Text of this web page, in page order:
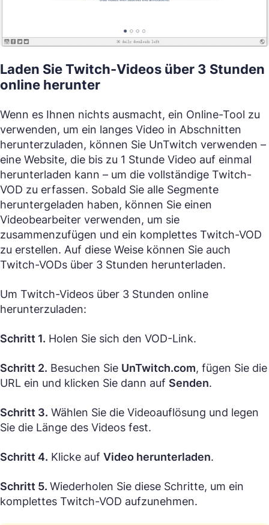
Laden Sie Twitch-Videos über 3 Stunden
online herunter
Wenn es Ihnen nichts ausmacht, ein Online-Tool zu
verwenden, um ein langes Video in Abschnitten
herunterzuladen, können Sie UnTwitch verwenden –
eine Website, die bis zu 1 Stunde Video auf einmal
herunterladen kann – um die vollständige Twitch-
VOD zu erfassen. Sobald Sie alle Segmente
heruntergeladen haben, können Sie einen
Videobearbeiter verwenden, um sie
zusammenzufügen und ein komplettes Twitch-VOD
zu erstellen. Auf diese Weise können Sie auch
Twitch-VODs über 3 Stunden herunterladen.
Um Twitch-Videos über 3 Stunden online
herunterzuladen:
Schritt 1. Holen Sie sich den VOD-Link.
Schritt 2. Besuchen Sie UnTwitch.com, fügen Sie die
URL ein und klicken Sie dann auf Senden.
Schritt 3. Wählen Sie die Videoauflösung und legen
Sie die Länge des Videos fest.
Schritt 4. Klicke auf Video herunterladen.
Schritt 5. Wiederholen Sie diese Schritte, um ein
komplettes Twitch-VOD aufzunehmen.